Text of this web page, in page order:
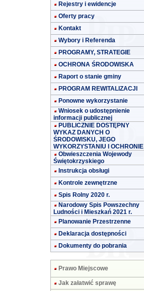
Rejestry i ewidencje
Oferty pracy
Kontakt
Wybory i Referenda
PROGRAMY, STRATEGIE
OCHRONA ŚRODOWISKA
Raport o stanie gminy
PROGRAM REWITALIZACJI
Ponowne wykorzystanie
Wniosek o udostępnienie
informacji publicznej
PUBLICZNIE DOSTĘPNY
WYKAZ DANYCH O
ŚRODOWISKU, JEGO
WYKORZYSTANIU I OCHRONIE
Obwieszczenia Wojewody
Świętokrzyskiego
Instrukcja obsługi
Kontrole zewnętrzne
Spis Rolny 2020 r.
Narodowy Spis Powszechny
Ludności i Mieszkań 2021 r.
Planowanie Przestrzenne
Deklaracja dostępności
Dokumenty do pobrania
Prawo Miejscowe
Jak załatwić sprawę